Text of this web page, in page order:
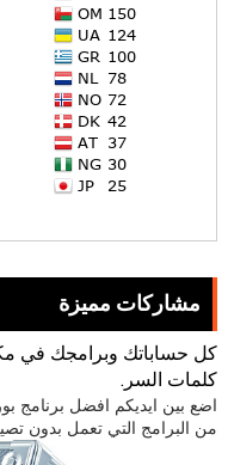
مشاركات مميزة
كل حساباتك وبرامجك في
كلمات السر.
اضع بين ايديكم افضل برنامج
من البرامج التي تعمل بدون